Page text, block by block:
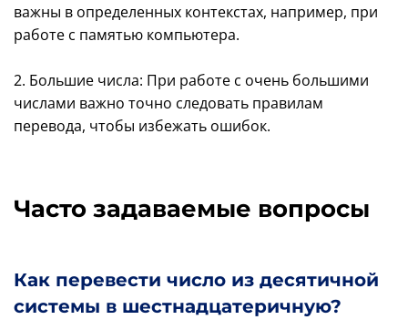
важны в определенных контекстах, например, при
работе с памятью компьютера.
2. Большие числа: При работе с очень большими
числами важно точно следовать правилам
перевода, чтобы избежать ошибок.
Часто задаваемые вопросы
Как перевести число из десятичной
системы в шестнадцатеричную?